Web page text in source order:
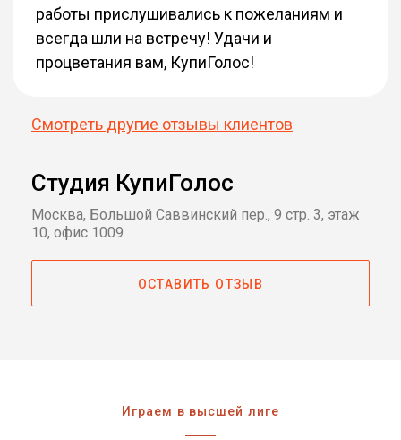
работы прислушивались к пожеланиям и
всегда шли на встречу! Удачи и
процветания вам, КупиГолос!
Смотреть другие отзывы клиентов
Студия КупиГолос
Москва, Большой Саввинский пер., 9 стр. 3, этаж
10, офис 1009
ОСТАВИТЬ ОТЗЫВ
Играем в высшей лиге